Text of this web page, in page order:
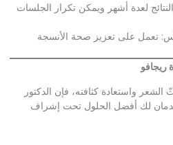
لعدة أشهر ويمكن تكرار الجلسات
تعمل على تعزيز صحة الأنسجة
ريجافو
واستعادة كثافته، فإن الدكتور
لك أفضل الحلول تحت إشراف